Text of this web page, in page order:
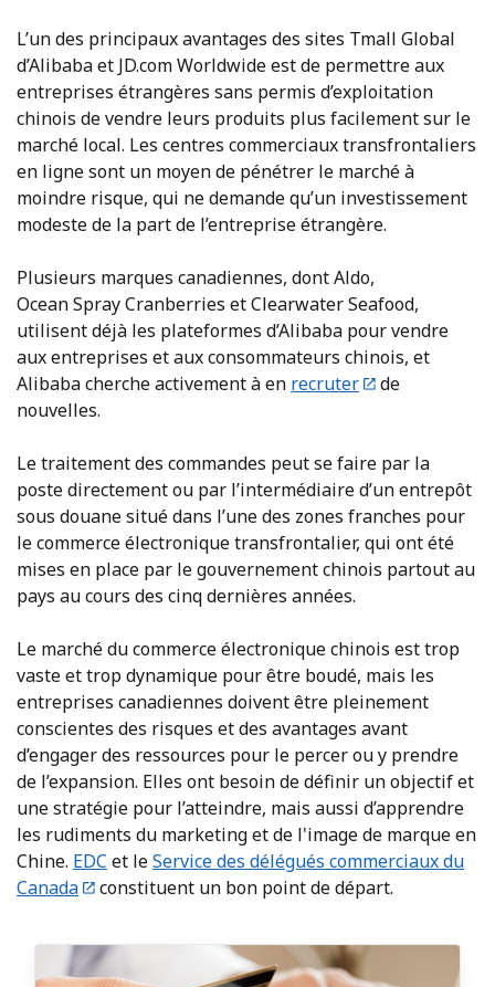
L’un des principaux avantages des sites Tmall Global
d’Alibaba et JD.com Worldwide est de permettre aux
entreprises étrangères sans permis d’exploitation
chinois de vendre leurs produits plus facilement sur le
marché local. Les centres commerciaux transfrontaliers
en ligne sont un moyen de pénétrer le marché à
moindre risque, qui ne demande qu’un investissement
modeste de la part de l’entreprise étrangère.
Plusieurs marques canadiennes, dont Aldo,
Ocean Spray Cranberries et Clearwater Seafood,
utilisent déjà les plateformes d’Alibaba pour vendre
aux entreprises et aux consommateurs chinois, et
Alibaba cherche activement à en recruter
de
nouvelles.
Le traitement des commandes peut se faire par la
poste directement ou par l’intermédiaire d’un entrepôt
sous douane situé dans l’une des zones franches pour
le commerce électronique transfrontalier, qui ont été
mises en place par le gouvernement chinois partout au
pays au cours des cinq dernières années.
Le marché du commerce électronique chinois est trop
vaste et trop dynamique pour être boudé, mais les
entreprises canadiennes doivent être pleinement
conscientes des risques et des avantages avant
d’engager des ressources pour le percer ou y prendre
de l’expansion. Elles ont besoin de définir un objectif et
une stratégie pour l’atteindre, mais aussi d’apprendre
les rudiments du marketing et de l'image de marque en
Chine. EDC et leService des délégués commerciaux du
Canada
constituent un bon point de départ.